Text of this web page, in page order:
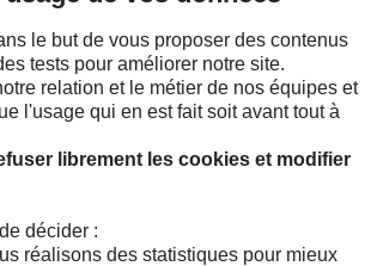
le but de vous proposer des contenus
tests pour améliorer notre site.
relation et le métier de nos équipes et
l'usage qui en est fait soit avant tout à
librement les cookies et modifier
décider :
réalisons des statistiques pour mieux